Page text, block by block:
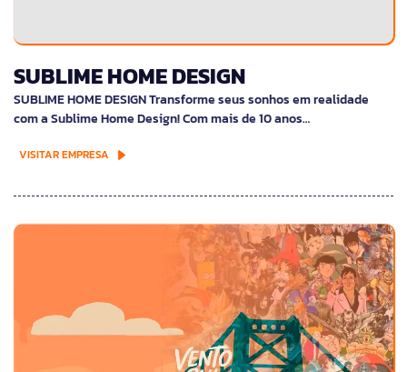
SUBLIME HOME DESIGN
SUBLIME HOME DESIGN Transforme seus sonhos em realidade
com a Sublime Home Design! Com mais de 10 anos…
VISITAR EMPRESA